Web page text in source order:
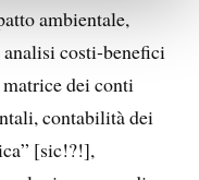
ambientale,
costi-benefici
dei conti
contabilità dei
[sic!?!],